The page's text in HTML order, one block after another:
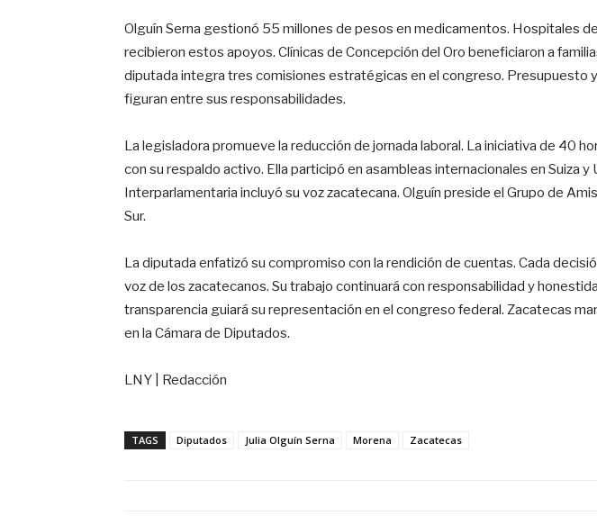
Olguín Serna gestionó 55 millones de pesos en medicamentos. Hospitales de
recibieron estos apoyos. Clínicas de Concepción del Oro beneficiaron a
diputada integra tres comisiones estratégicas en el congreso. Presupuesto
figuran entre sus responsabilidades.
La legisladora promueve la reducción de jornada laboral. La iniciativa de 40
con su respaldo activo. Ella participó en asambleas internacionales en Suiza y
Interparlamentaria incluyó su voz zacatecana. Olguín preside el Grupo de
Sur.
La diputada enfatizó su compromiso con la rendición de cuentas. Cada
voz de los zacatecanos. Su trabajo continuará con responsabilidad y
transparencia guiará su representación en el congreso federal. Zacatecas
en la Cámara de Diputados.
LNY | Redacción
TAGS Diputados Julia Olguín Serna Morena Zacatecas